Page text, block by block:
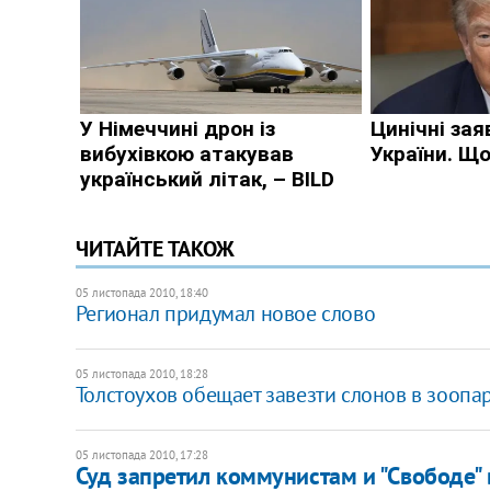
ЧИТАЙТЕ ТАКОЖ
05 листопада 2010, 18:40
​Регионал придумал новое слово
05 листопада 2010, 18:28
​Толстоухов обещает завезти слонов в
05 листопада 2010, 17:28
Суд запретил коммунистам и